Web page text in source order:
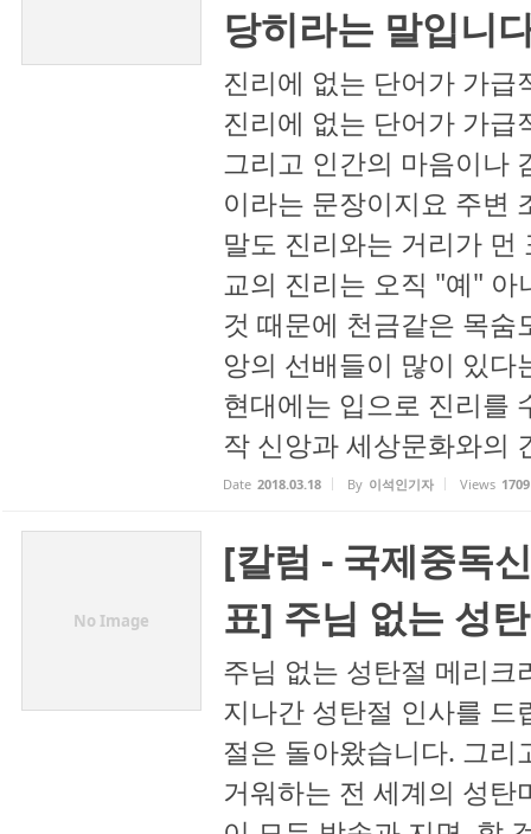
당히라는 말입니
진리에 없는 단어가 가급
진리에 없는 단어가 가급
그리고 인간의 마음이나
이라는 문장이지요 주변
말도 진리와는 거리가
교의 진리는 오직 "예"
것 때문에 천금같은 목
앙의 선배들이 많이 있
현대에는 입으로 진리를
작 신앙과 세상문화와의
Date 2018.03.18 By 이석인기자 Views 1709
No Image
[칼럼 - 국제중독
표] 주님 없는 성
주님 없는 성탄절 메리
지나간 성탄절 인사를 드
절은 돌아왔습니다. 그리
거워하는 전 세계의 성